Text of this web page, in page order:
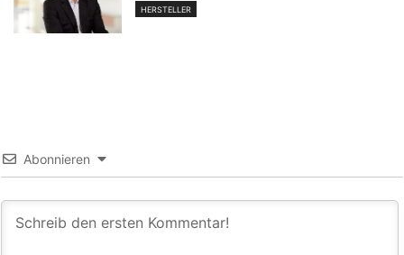
HERSTELLER
Abonnieren